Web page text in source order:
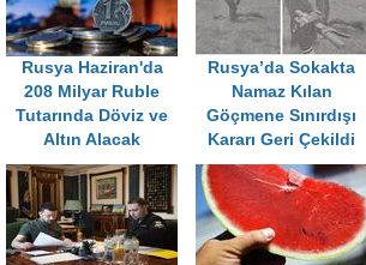
Rusya Haziran'da
208 Milyar Ruble
Tutarında Döviz ve
Altın Alacak
Rusya’da Sokakta
Namaz Kılan
Göçmene Sınırdışı
Kararı Geri Çekildi